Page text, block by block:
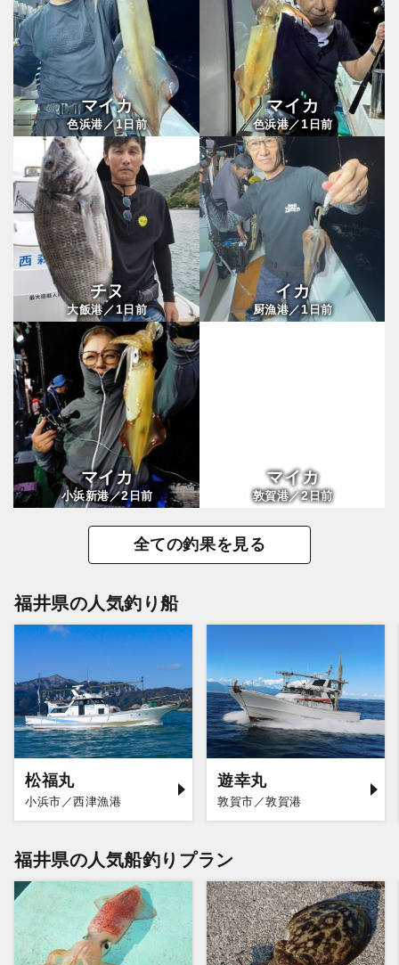
マイカ
色浜港／1日前
マイカ
色浜港／ 1 日前
チヌ
大飯港／1日前
イカ
厨漁港／1日前
マイカ
小浜新港／2日前
マイカ
敦賀港／2日前
全ての釣果を見る
福井県の人気釣り船
松福丸
小浜市／西津漁港
遊幸丸
敦賀市／敦賀港
福井県の人気船釣りプラン